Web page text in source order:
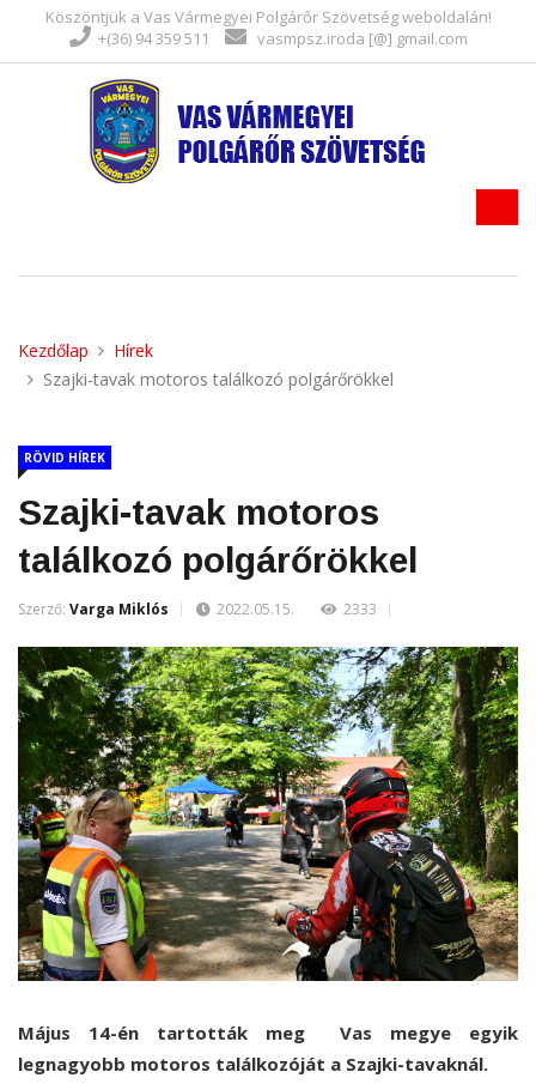
Köszöntjük a Vas Vármegyei Polgárőr Szövetség weboldalán!
+(36) 94 359 511
vasmpsz.iroda [@] gmail.com
Kezdőlap
Hírek
Szajki-tavak motoros találkozó polgárőrökkel
RÖVID HÍREK
Szajki-tavak motoros
találkozó polgárőrökkel
Szerző: Varga Miklós 2022.05.15. 2333
Május 14-én tartották meg Vas megye egyik
legnagyobb motoros találkozóját a Szajki-tavaknál.